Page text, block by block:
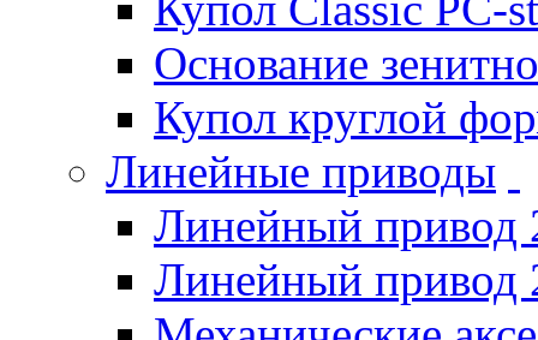
Основание
Купол круглой
Линейные приводы
Линейный привод
Линейный привод